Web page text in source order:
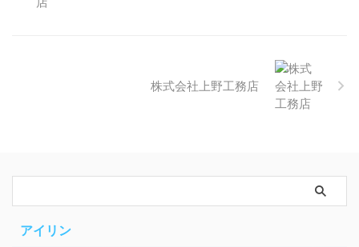
株式会社上野工務店
アイリン